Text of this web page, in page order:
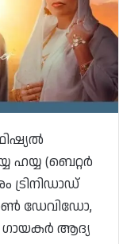
ഹയ്യ (ബെറ്റർ
ട്രിനിഡാഡ്
ഡേവിഡോ,
ആദ്യ